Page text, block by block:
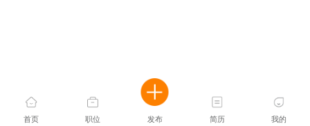
首页 职位 发布 简历 我的